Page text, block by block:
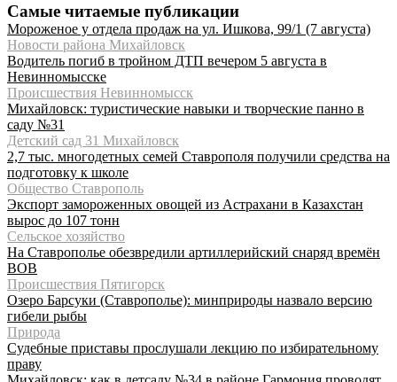
Самые читаемые публикации
Мороженое у отдела продаж на ул. Ишкова, 99/1 (7 августа)
Новости района Михайловск
Водитель погиб в тройном ДТП вечером 5 августа в
Невинномысске
Происшествия Невинномысск
Михайловск: туристические навыки и творческие панно в
саду №31
Детский сад 31 Михайловск
2,7 тыс. многодетных семей Ставрополя получили средства на
подготовку к школе
Общество Ставрополь
Экспорт замороженных овощей из Астрахани в Казахстан
вырос до 107 тонн
Сельское хозяйство
На Ставрополье обезвредили артиллерийский снаряд времён
ВОВ
Происшествия Пятигорск
Озеро Барсуки (Ставрополье): минприроды назвало версию
гибели рыбы
Природа
Судебные приставы прослушали лекцию по избирательному
праву